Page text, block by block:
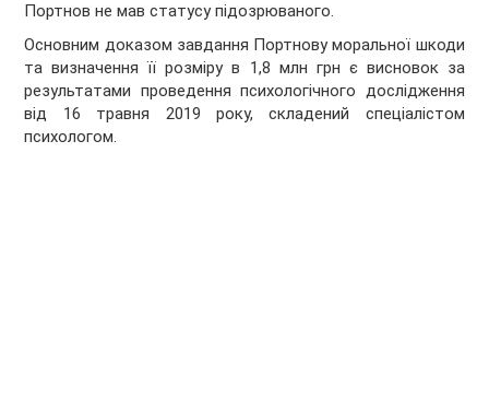
Портнов не мав статусу підозрюваного.
Основним доказом завдання Портнову моральної шкоди
та визначення її розміру в 1,8 млн грн є висновок за
результатами проведення психологічного дослідження
від 16 травня 2019 року, складений спеціалістом
психологом.